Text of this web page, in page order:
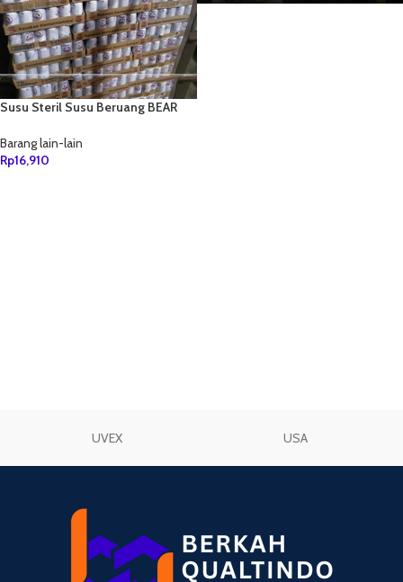
Susu Steril Susu Beruang BEAR
Barang lain-lain
Rp16,910
UVEX USA